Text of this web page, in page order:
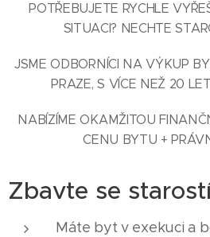
POTŘEBUJETE RYCHLE
SITUACI? NECHTE
JSME ODBORNÍCI NA VÝKUP
PRAZE, S VÍCE NEŽ 20
NABÍZÍME OKAMŽITOU
CENU BYTU +
Zbavte se
Máte byt v exekuci a